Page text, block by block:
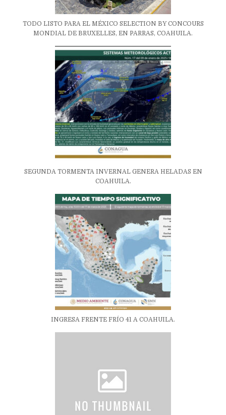
TODO LISTO PARA EL MÉXICO SELECTION BY CONCOURS
MONDIAL DE BRUXELLES, EN PARRAS, COAHUILA.
SEGUNDA TORMENTA INVERNAL GENERA HELADAS EN
COAHUILA.
INGRESA FRENTE FRÍO 41 A COAHUILA.